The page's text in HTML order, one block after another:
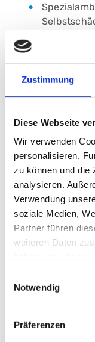
Zustimmung
Diese Webseite
Wir verwenden
personalisieren,
zu können und die
analysieren.
Verwendung
soziale Medien,
Partner führen
weiteren Daten
Notwendig
Präferenzen
E-Mail:
Fax: +49 (0)
Adresse
Klinikum
Prof.-Ernst-
Haus: KNN 48, KNS